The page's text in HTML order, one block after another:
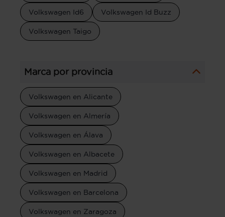
Volkswagen Id6 Volkswagen Id Buzz
Volkswagen Taigo
Marca por provincia
Volkswagen en Alicante
Volkswagen en Almería
Volkswagen en Álava
Volkswagen en Albacete
Volkswagen en Madrid
Volkswagen en Barcelona
Volkswagen en Zaragoza